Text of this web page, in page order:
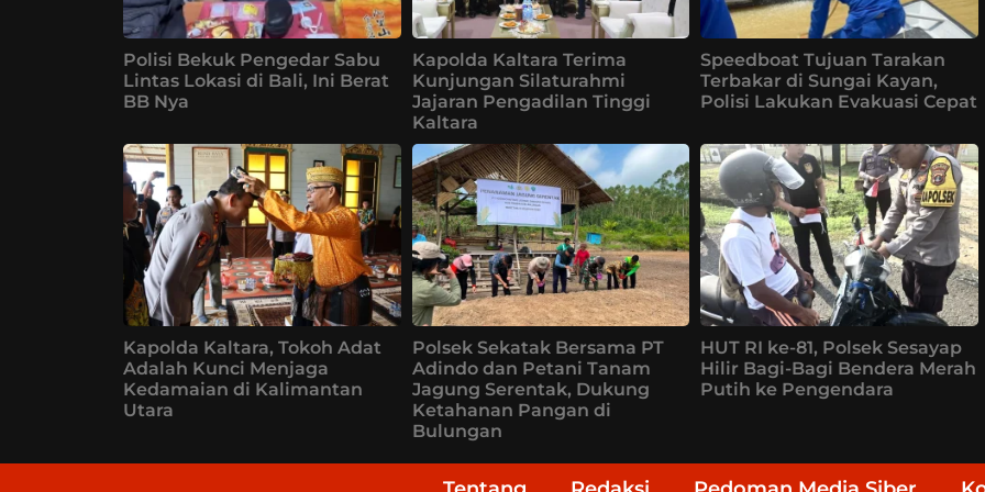
Polisi Bekuk Pengedar Sabu
Lintas Lokasi di Bali, Ini Berat
BB Nya
Kapolda Kaltara Terima
Kunjungan Silaturahmi
Jajaran Pengadilan Tinggi
Kaltara
Speedboat Tujuan Tarakan
Terbakar di Sungai Kayan,
Polisi Lakukan Evakuasi Cepat
Kapolda Kaltara, Tokoh Adat
Adalah Kunci Menjaga
Kedamaian di Kalimantan
Utara
Polsek Sekatak Bersama PT
Adindo dan Petani Tanam
Jagung Serentak, Dukung
Ketahanan Pangan di
Bulungan
HUT RI ke-81, Polsek Sesayap
Hilir Bagi-Bagi Bendera Merah
Putih ke Pengendara